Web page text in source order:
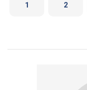
1 2